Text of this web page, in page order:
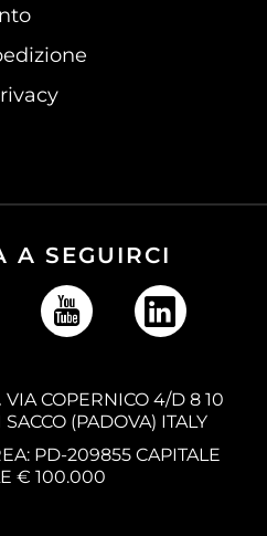
A SEGUIRCI
VIA COPERNICO 4/D 8 10
(PADOVA) ITALY
PD-209855 CAPITALE
€ 100.000